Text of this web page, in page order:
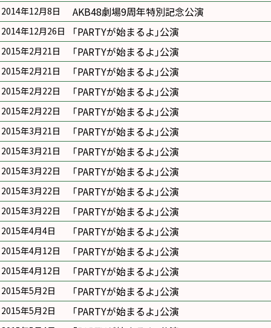
2014年12月8日 AKB48劇場9周年特別記念公演
2014年12月26日 ｢PARTYが始まるよ｣公演
2015年2月21日 ｢PARTYが始まるよ｣公演
2015年2月21日 ｢PARTYが始まるよ｣公演
2015年2月22日 ｢PARTYが始まるよ｣公演
2015年2月22日 ｢PARTYが始まるよ｣公演
2015年3月21日 ｢PARTYが始まるよ｣公演
2015年3月21日 ｢PARTYが始まるよ｣公演
2015年3月22日 ｢PARTYが始まるよ｣公演
2015年3月22日 ｢PARTYが始まるよ｣公演
2015年3月22日 ｢PARTYが始まるよ｣公演
2015年4月4日 ｢PARTYが始まるよ｣公演
2015年4月12日 ｢PARTYが始まるよ｣公演
2015年4月12日 ｢PARTYが始まるよ｣公演
2015年5月2日 ｢PARTYが始まるよ｣公演
2015年5月2日 ｢PARTYが始まるよ｣公演